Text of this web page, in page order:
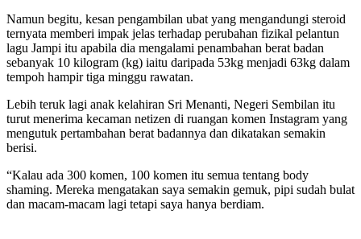
Namun begitu, kesan pengambilan ubat yang mengandungi steroid
ternyata memberi impak jelas terhadap perubahan fizikal pelantun
lagu Jampi itu apabila dia mengalami penambahan berat badan
sebanyak 10 kilogram (kg) iaitu daripada 53kg menjadi 63kg dalam
tempoh hampir tiga minggu rawatan.
Lebih teruk lagi anak kelahiran Sri Menanti, Negeri Sembilan itu
turut menerima kecaman netizen di ruangan komen Instagram yang
mengutuk pertambahan berat badannya dan dikatakan semakin
berisi.
“Kalau ada 300 komen, 100 komen itu semua tentang body
shaming. Mereka mengatakan saya semakin gemuk, pipi sudah bulat
dan macam-macam lagi tetapi saya hanya berdiam.